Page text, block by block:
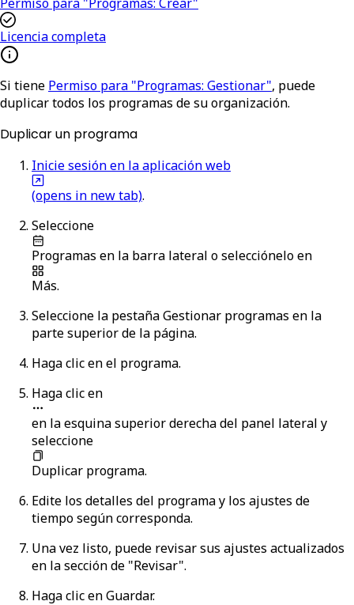
Licencia completa
Si tiene Permiso para "Programas: Gestionar", puede
duplicar todos los programas de su organización.
Duplicar un programa
Inicie sesión en la aplicación web
(opens in new tab).
Seleccione
Programas en la barra lateral o selecciónelo en
Más.
Seleccione la pestañaGestionar programas en la
parte superior de la página.
Haga clic en el programa.
Haga clic en
en la esquina superior derecha del panel lateral y
seleccione
Duplicar programa.
Edite los detalles del programa y los ajustes de
tiempo según corresponda.
Una vez listo, puede revisar sus ajustes actualizados
en la sección de "Revisar".
Haga clic enGuardar.